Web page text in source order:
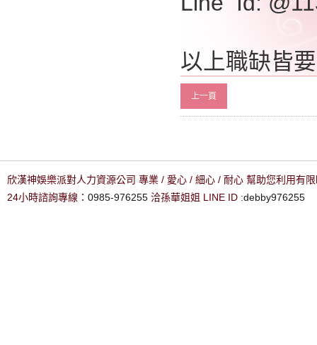
以上職缺皆
上一頁
欣漢神娛樂派對人力資源公司 專業 / 愛心 / 細心 / 耐心 幫助您利用有
24小時諮詢專線： 0985-976255 洽孫華姐姐 LINE ID :debby976255